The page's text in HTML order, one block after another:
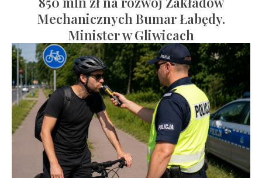
Mechanicznych Bumar Łabędy.
Minister w Gliwicach